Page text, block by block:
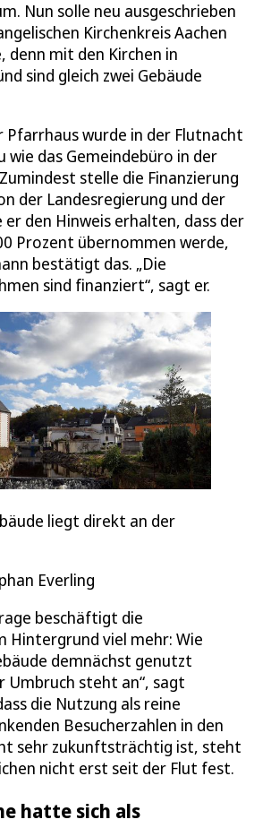
Nun solle neu ausgeschrieben
Kirchenkreis Aachen
denn mit den Kirchen in
sind gleich zwei Gebäude
Pfarrhaus wurde in der Flutnacht
wie das Gemeindebüro in der
stelle die Finanzierung
der Landesregierung und der
er den Hinweis erhalten, dass der
Prozent übernommen werde,
bestätigt das. „Die
sind finanziert“, sagt er.
liegt direkt an der
Everling
beschäftigt die
Hintergrund viel mehr: Wie
demnächst genutzt
Umbruch steht an“, sagt
die Nutzung als reine
Besucherzahlen in den
sehr zukunftsträchtig ist, steht
nicht erst seit der Flut fest.
hatte sich als